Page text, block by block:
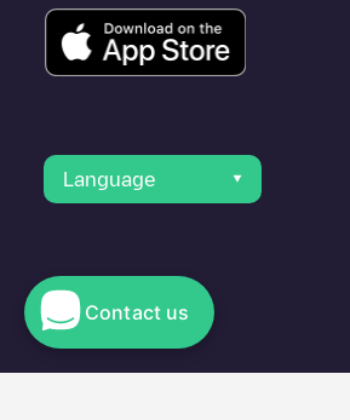
Language
© 2023 Electromaps
Contact us